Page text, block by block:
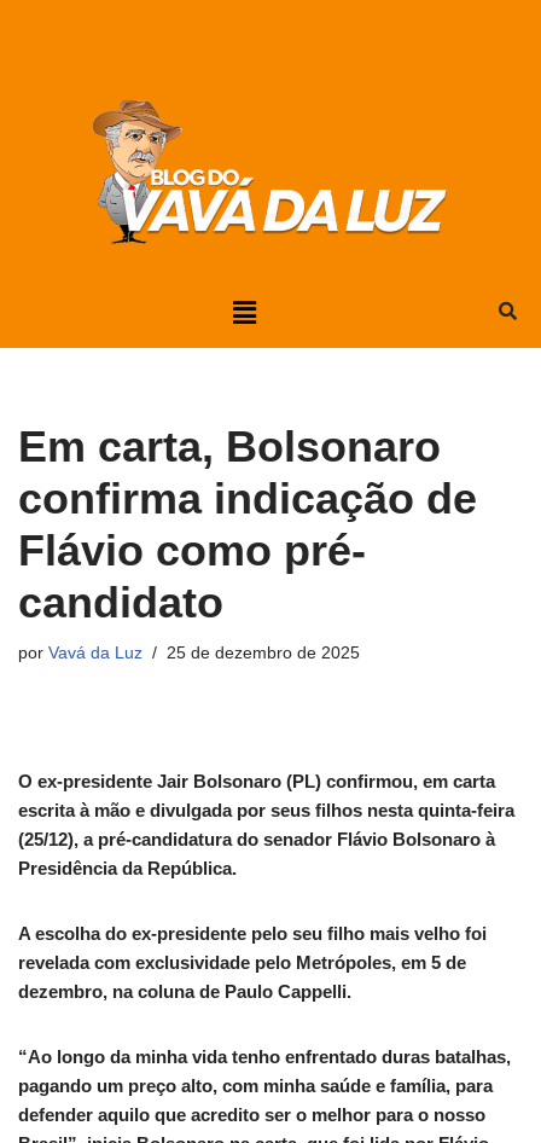
Em carta, Bolsonaro
confirma indicação de
Flávio como pré-
candidato
por Vavá da Luz 25 de dezembro de 2025
O ex-presidente Jair Bolsonaro (PL) confirmou, em carta
escrita à mão e divulgada por seus filhos nesta quinta-feira
(25/12), a pré-candidatura do senador Flávio Bolsonaro à
Presidência da República.
A escolha do ex-presidente pelo seu filho mais velho foi
revelada com exclusividade pelo Metrópoles, em 5 de
dezembro, na coluna de Paulo Cappelli.
“Ao longo da minha vida tenho enfrentado duras batalhas,
pagando um preço alto, com minha saúde e família, para
defender aquilo que acredito ser o melhor para o nosso